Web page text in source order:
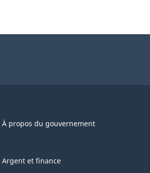
À propos du gouvernement
Argent et finance